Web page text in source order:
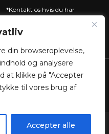
din browseroplevelse,
og analysere
at klikke på "Accepter
til vores brug af
Accepter alle
*Kontakt os hvis du har
ingredienser i vores retter.
2026 | Powered by
ApS